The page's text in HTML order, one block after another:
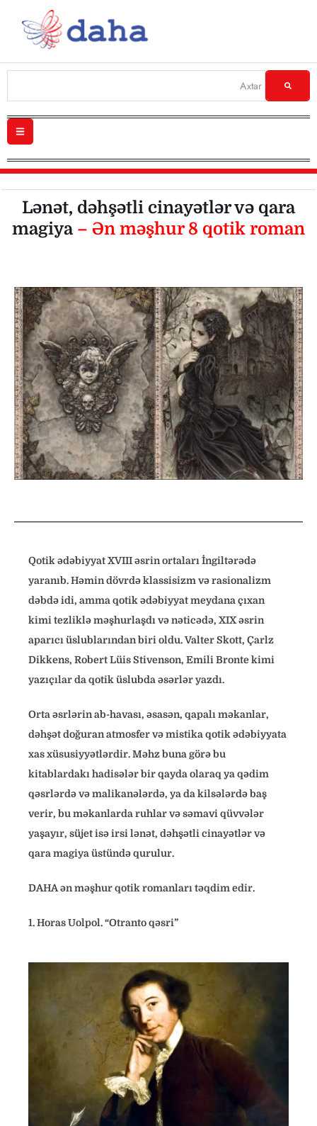
Lənət, dəhşətli cinayətlər və qara
magiya – Ən məşhur 8 qotik roman
Qotik ədəbiyyat XVIII əsrin ortaları İngiltərədə
yaranıb. Həmin dövrdə klassisizm və rasionalizm
dəbdə idi, amma qotik ədəbiyyat meydana çıxan
kimi tezliklə məşhurlaşdı və nəticədə, XIX əsrin
aparıcı üslublarından biri oldu. Valter Skott, Çarlz
Dikkens, Robert Lüis Stivenson, Emili Bronte kimi
yazıçılar da qotik üslubda əsərlər yazdı.
Orta əsrlərin ab-havası, əsasən, qapalı məkanlar,
dəhşət doğuran atmosfer və mistika qotik ədəbiyyata
xas xüsusiyyətlərdir. Məhz buna görə bu
kitablardakı hadisələr bir qayda olaraq ya qədim
qəsrlərdə və malikanələrdə, ya da kilsələrdə baş
verir, bu məkanlarda ruhlar və səmavi qüvvələr
yaşayır, süjet isə irsi lənət, dəhşətli cinayətlər və
qara magiya üstündə qurulur.
DAHA ən məşhur qotik romanları təqdim edir.
1. Horas Uolpol. “Otranto qəsri”